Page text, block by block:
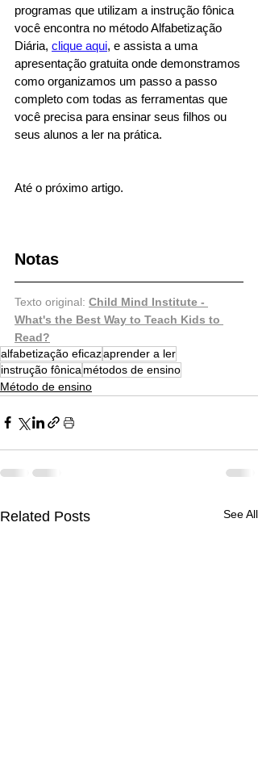
programas que utilizam a instrução fônica
você encontra no método Alfabetização
Diária, clique aqui, e assista a uma
apresentação gratuita onde demonstramos
como organizamos um passo a passo
completo com todas as ferramentas que
você precisa para ensinar seus filhos ou
seus alunos a ler na prática.
Até o próximo artigo.
Notas
Texto original: Child Mind Institute -
What's the Best Way to Teach Kids to
Read?
alfabetização eficazaprender a ler
instrução fônica métodos de ensino
Método de ensino
Related Posts See All